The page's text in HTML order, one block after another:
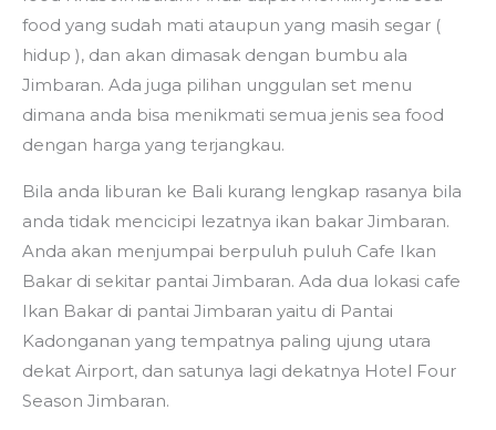
food yang sudah mati ataupun yang masih segar (
hidup ), dan akan dimasak dengan bumbu ala
Jimbaran. Ada juga pilihan unggulan set menu
dimana anda bisa menikmati semua jenis sea food
dengan harga yang terjangkau.
Bila anda liburan ke Bali kurang lengkap rasanya bila
anda tidak mencicipi lezatnya ikan bakar Jimbaran.
Anda akan menjumpai berpuluh puluh Cafe Ikan
Bakar di sekitar pantai Jimbaran. Ada dua lokasi cafe
Ikan Bakar di pantai Jimbaran yaitu di Pantai
Kadonganan yang tempatnya paling ujung utara
dekat Airport, dan satunya lagi dekatnya Hotel Four
Season Jimbaran.